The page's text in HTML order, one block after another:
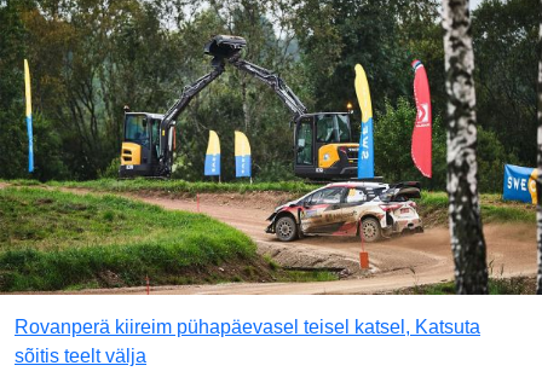
Rovanperä kiireim pühapäevasel teisel katsel, Katsuta
sõitis teelt välja